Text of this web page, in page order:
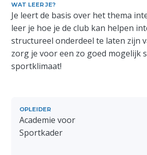
WAT LEER JE?
Je leert de basis over het thema
leer je hoe je de club kan helpen
structureel onderdeel te laten zijn
zorg je voor een zo goed mogelijk
sportklimaat!
OPLEIDER
Academie voor
Sportkader